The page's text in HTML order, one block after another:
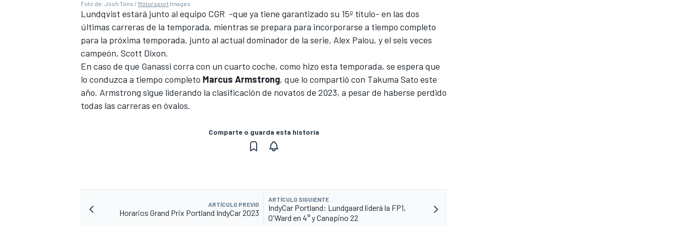
Foto de: Josh Tons / Motorsport Images
Lundqvist estará junto al equipo CGR -que ya tiene garantizado su 15º título- en las dos
últimas carreras de la temporada, mientras se prepara para incorporarse a tiempo completo
para la próxima temporada, junto al actual dominador de la serie, Alex Palou, y el seis veces
campeón, Scott Dixon.
En caso de que Ganassi corra con un cuarto coche, como hizo esta temporada, se espera que
lo conduzca a tiempo completo Marcus Armstrong, que lo compartió con Takuma Sato este
año. Armstrong sigue liderando la clasificación de novatos de 2023, a pesar de haberse perdido
todas las carreras en óvalos.
Comparte o guarda esta historia
ARTÍCULO PREVIO
Horarios Grand Prix Portland IndyCar 2023
ARTÍCULO SIGUIENTE
IndyCar Portland: Lundgaard liderá la FP1,
O'Ward en 4° y Canapino 22